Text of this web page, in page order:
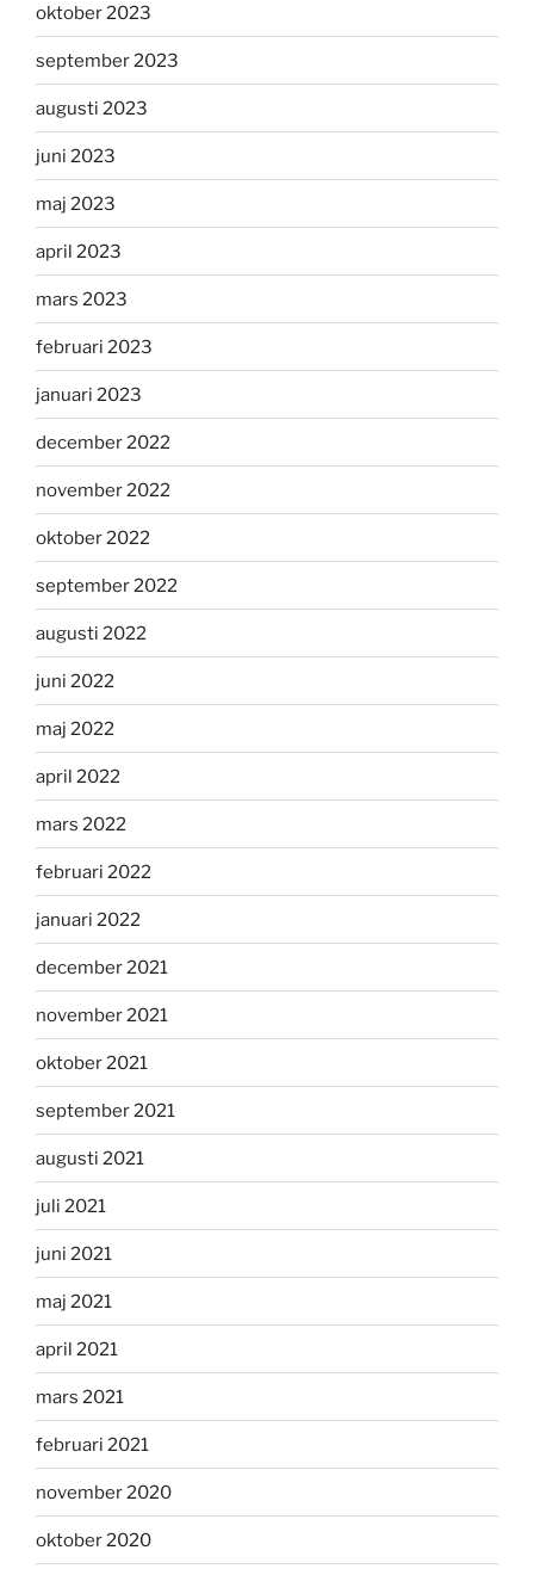
oktober 2023
september 2023
augusti 2023
juni 2023
maj 2023
april 2023
mars 2023
februari 2023
januari 2023
december 2022
november 2022
oktober 2022
september 2022
augusti 2022
juni 2022
maj 2022
april 2022
mars 2022
februari 2022
januari 2022
december 2021
november 2021
oktober 2021
september 2021
augusti 2021
juli 2021
juni 2021
maj 2021
april 2021
mars 2021
februari 2021
november 2020
oktober 2020